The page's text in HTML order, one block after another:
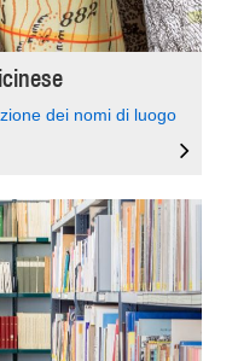
dei nomi di luogo